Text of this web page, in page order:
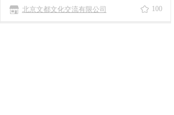
北京文都文化交流有限公司 100